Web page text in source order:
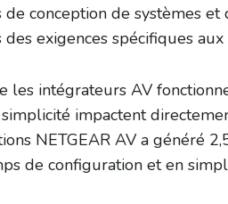
conception de systèmes
exigences spécifiques
les intégrateurs AV
impactent
NETGEAR AV a généré
de configuration et en